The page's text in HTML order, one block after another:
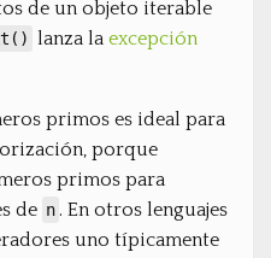
de un objeto iterable
lanza la excepción
primos es ideal para
porque
primos para
de n . En otros lenguajes
uno típicamente